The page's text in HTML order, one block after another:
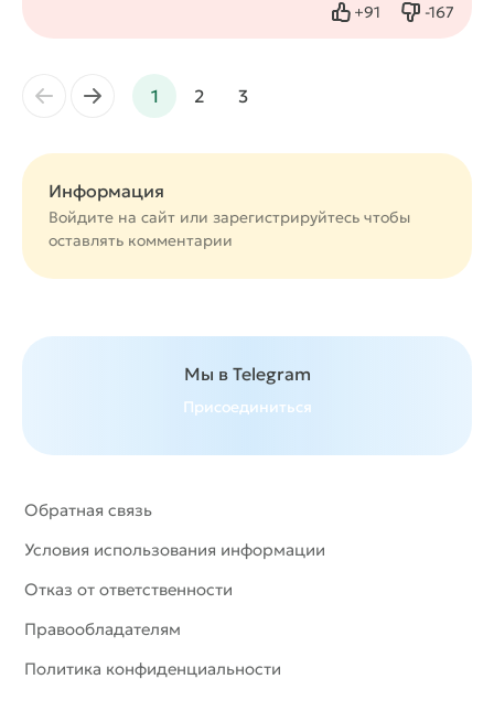
+91
Нравится -167
Не
← → 1 2 3
Информация
Войдите на сайт или зарегистрируйтесь чтобы
оставлять комментарии
Мы в Telegram
Присоединиться
Обратная связь
Условия использования информации
Отказ от ответственности
Правообладателям
Политика конфиденциальности